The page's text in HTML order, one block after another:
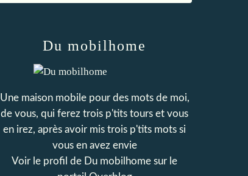
Du mobilhome
Une maison mobile pour des mots de moi,
de vous, qui ferez trois p'tits tours et vous
en irez, après avoir mis trois p'tits mots si
vous en avez envie
Voir le profil de Du mobilhome sur le